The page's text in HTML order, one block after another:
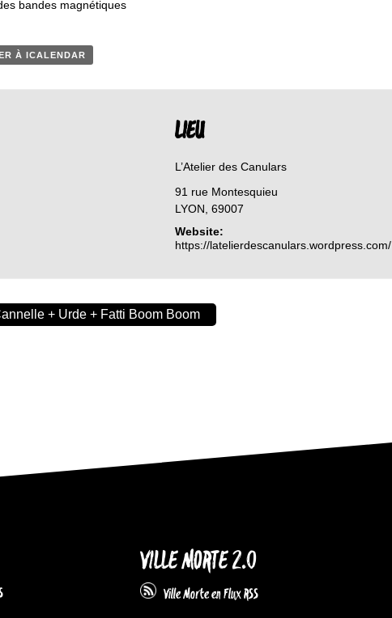
bandes magnétiques
À ICALENDAR
LIEU
L’Atelier des Canulars
91 rue Montesquieu
LYON 69007
Website:
https://latelierdescanulars.wordpress.com/
+ Urde + Fatti Boom Boom
VILLE MORTE 2.0
Ville Morte en Flux RSS